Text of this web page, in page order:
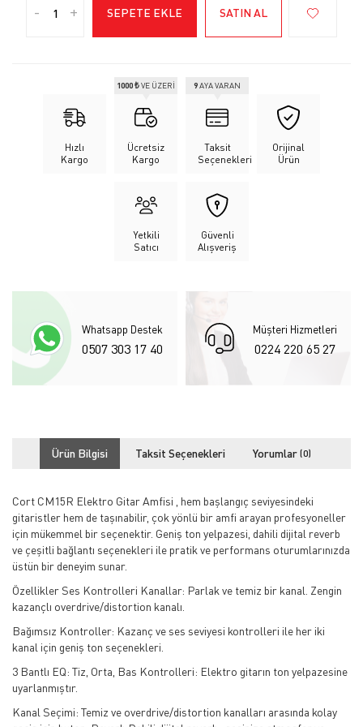
- + SEPETE EKLE SATIN AL
Hızlı
Kargo
Ücretsiz
Kargo
1000 ₺VE ÜZERİ
Taksit
Seçenekleri
9AYA VARAN
Orijinal
Ürün
Yetkili
Satıcı
Güvenli
Alışveriş
Whatsapp Destek
0507 303 17 40
Müşteri Hizmetleri
0224 220 65 27
Ürün Bilgisi Taksit Seçenekleri Yorumlar (0)
Cort CM15R Elektro Gitar Amfisi , hem başlangıç seviyesindeki
gitaristler hem de taşınabilir, çok yönlü bir amfi arayan profesyoneller
için mükemmel bir seçenektir. Geniş ton yelpazesi, dahili dijital reverb
ve çeşitli bağlantı seçenekleri ile pratik ve performans oturumlarınızda
üstün bir deneyim sunar.
Özellikler Ses Kontrolleri Kanallar: Parlak ve temiz bir kanal. Zengin
kazançlı overdrive/distortion kanalı.
Bağımsız Kontroller: Kazanç ve ses seviyesi kontrolleri ile her iki
kanal için geniş ton seçenekleri.
3 Bantlı EQ: Tiz, Orta, Bas Kontrolleri: Elektro gitarın ton yelpazesine
uyarlanmıştır.
Kanal Seçimi: Temiz ve overdrive/distortion kanalları arasında kolay